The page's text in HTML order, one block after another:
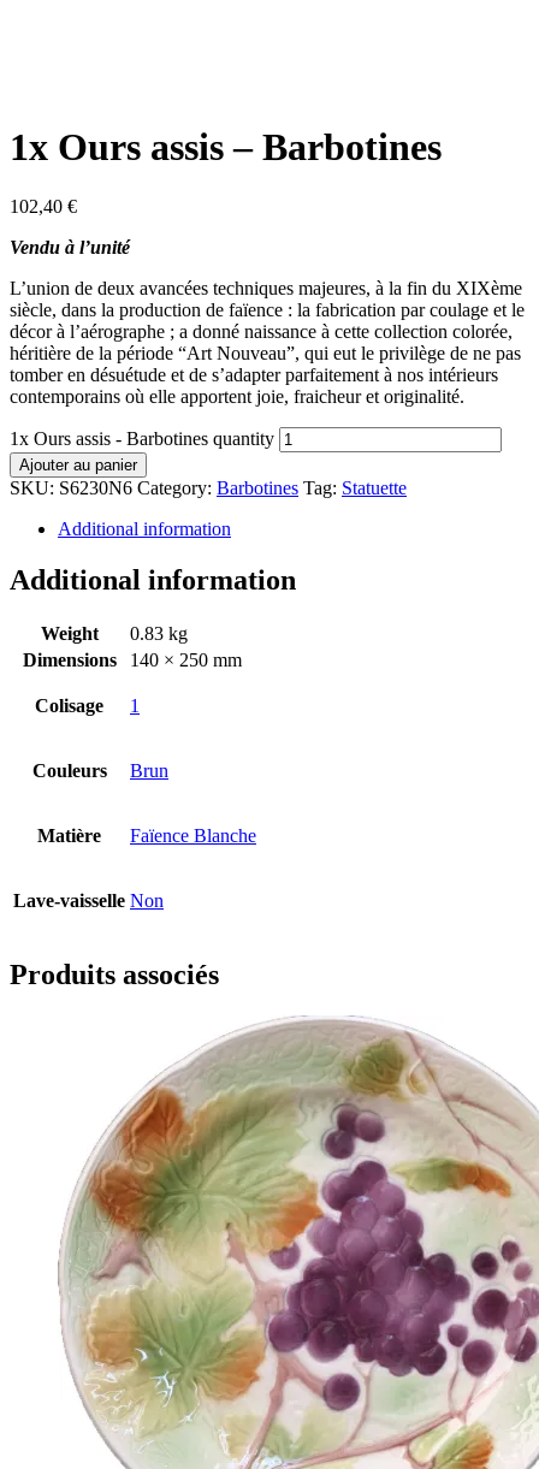
1x Ours assis – Barbotines
102,40 €
Vendu à l’unité
L’union de deux avancées techniques majeures, à la fin du XIXème
siècle, dans la production de faïence : la fabrication par coulage et le
décor à l’aérographe ; a donné naissance à cette collection colorée,
héritière de la période “Art Nouveau”, qui eut le privilège de ne pas
tomber en désuétude et de s’adapter parfaitement à nos intérieurs
contemporains où elle apportent joie, fraicheur et originalité.
1x Ours assis - Barbotines quantity
Ajouter au panier
SKU: S6230N6 Category: Barbotines Tag: Statuette
Additional information
Additional information
Weight
0.83 kg
Dimensions
140 × 250 mm
Colisage 1
Couleurs Brun
Matière Faïence Blanche
Lave-vaisselle Non
Produits associés